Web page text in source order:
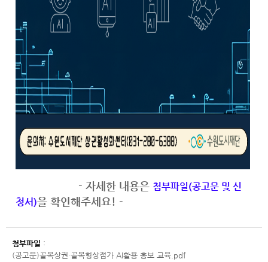
- 자세한 내용은 첨부파일(공고문 및 신
청서)을 확인해주세요! -
첨부파일 :
(공고문)골목상권·골목형상점가 AI활용 홍보 교육.pdf